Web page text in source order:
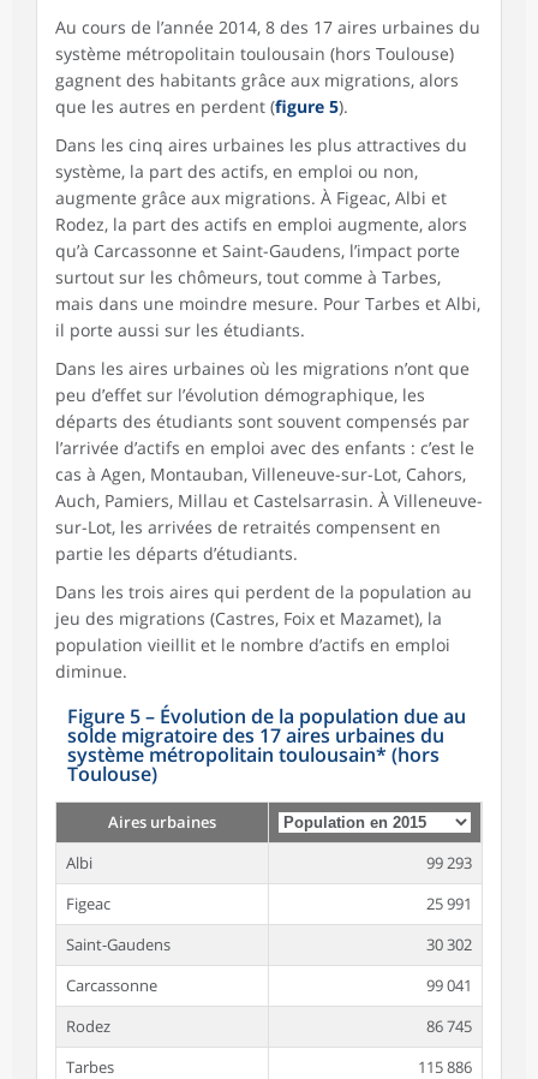
Au cours de l’année 2014, 8 des 17 aires urbaines du
système métropolitain toulousain (hors Toulouse)
gagnent des habitants grâce aux migrations, alors
que les autres en perdent (figure 5).
Dans les cinq aires urbaines les plus attractives du
système, la part des actifs, en emploi ou non,
augmente grâce aux migrations. À Figeac, Albi et
Rodez, la part des actifs en emploi augmente, alors
qu’à Carcassonne et Saint-Gaudens, l’impact porte
surtout sur les chômeurs, tout comme à Tarbes,
mais dans une moindre mesure. Pour Tarbes et Albi,
il porte aussi sur les étudiants.
Dans les aires urbaines où les migrations n’ont que
peu d’effet sur l’évolution démographique, les
départs des étudiants sont souvent compensés par
l’arrivée d’actifs en emploi avec des enfants : c’est le
cas à Agen, Montauban, Villeneuve-sur-Lot, Cahors,
Auch, Pamiers, Millau et Castelsarrasin. À Villeneuve-
sur-Lot, les arrivées de retraités compensent en
partie les départs d’étudiants.
Dans les trois aires qui perdent de la population au
jeu des migrations (Castres, Foix et Mazamet), la
population vieillit et le nombre d’actifs en emploi
diminue.
Figure 5– Évolution de la population due au
solde migratoire des 17 aires urbaines du
système métropolitain toulousain* (hors
Toulouse)
Aires urbaines
Albi
99 293
Figeac
25 991
Saint-Gaudens
30 302
Carcassonne
99 041
Rodez
86 745
Tarbes
115 886